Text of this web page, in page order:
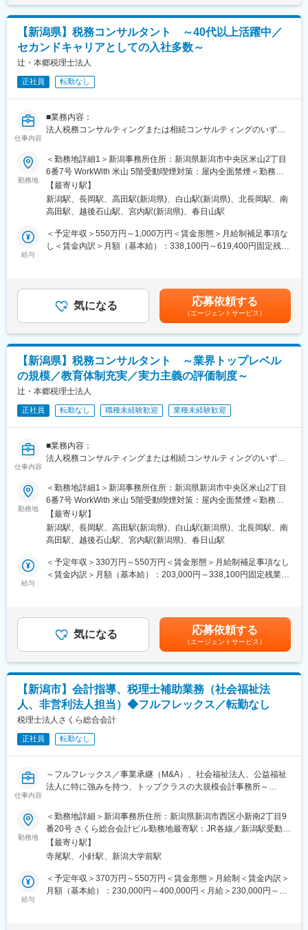
す。
変更の範囲：会社の定める業務
■歓迎条件：
別途記載の必須条件と併せ、以下経験等のお持ちの方は歓迎で
す。
◇複雑な勤怠ルール（フレックス、変形労働時間制、裁量労働な
ど）に対応した給与計算経験
◇中途入社、退職、休職者など、特殊なケースに関する給与計算
及び社会保険手続きの実務経験
◇退職金に関する知識と実務経験
◇従業員300名以上の企業での給与計算業務経験
■当法人の魅力：
◇グループ全体として税務・会計の「ワンストップサービス」を
提供しており、事業経営のプロフェッショナル集団として顧客満
足を最大限に高める体制を整えております。
社会福祉法人に特に力を入れるなどし、現在でも年間数十社の関
与先純増に成功しています。新規顧客が現関与先や金融機関から
与、決算賞与に反映し、個人へフィードバックしています。ま
た、人材育成の面では、月1回の全体研修や月1～3回の専門研修
等で、OJTのみに頼らない充実した研修制度も準備しておりま
す。
【新潟県】税務コンサルタント ～40代以上活躍中／
セカンドキャリアとしての入社多数～
辻・本郷税理士法人
正社員 転勤なし
仕事内容
■業務内容：
法人税務コンサルティングまたは相続コンサルティングのいずれ
法人向け税務コンサルティング
・法人顧問業務（月次・決算・申告書作成など）
・税に関する課題や現状のヒアリング
・財務諸表の精査による、適用可能な税法・規制の確認
・節税対策やリスク回避の方法など税務戦略の策定
・税務当局の調査への対応、コンプライアンスの維持 など
・法人オーナーへ向けた辻本郷のグループソリューション提案
・相続税申告または手続き代行業務
・相続人とのヒアリングを通じた、最適な相続方法の提案
・不動産や金融資産などの相続財産についての調査・評価
・法人オーナーへ向けた辻本郷のグループソリューション提案
（保険・不動産・М＆A・ITソフト提案） など
上記の中から、経験や希望を考慮してお任せできるところから業
務をお願いいたします。
マネジメント業務(いずれも共通でマネジメント職で採用となった
場合)
・担当ユニットの管理(売上、目標など)
・メンバーフォロー等
■特徴：
＜チーム連携＞
税務に関わる様々な分野のエキスパートが集結し、案件によって
は、
チームを組んで業務を進めることもあります。チーム連携を通じ
スキルを磨くことが出来る環境です。
様に対して、税務サービスを提供しています。お仕事を通じて、
幅広い分野での税務・会計業務を経験出来ます。
変更の範囲：会社の定める業務
勤務地
＜勤務地詳細1＞新潟事務所住所：新潟県新潟市中央区米山2丁目
6番7号 WorkWith 米山 5階受動喫煙対策：屋内全面禁煙＜勤務地
詳細2＞長岡事務所住所：新潟県長岡市本町2-2-4 エヌビックビル
2階受動喫煙対策：屋内全面禁煙＜勤務地詳細3＞上越事務所住
所：新潟県上越市寺町3-8-8 受動喫煙対策：屋内全面禁煙変更の範
【最寄り駅】
新潟駅、長岡駅、高田駅(新潟県)、白山駅(新潟県)、北長岡駅、南
高田駅、越後石山駅、宮内駅(新潟県)、春日山駅
給与
＜予定年収＞550万円～1,000万円＜賃金形態＞月給制補足事項な
し＜賃金内訳＞月額（基本給）：338,100円～619,400円固定残業
給与補足＞※給与詳細は資格、経験・前職等を考慮の上同社規定に
より決定■昇給：原則年1回■賞与：年2回■インセンティブ制度あ
り※管理監督者として採用となった場合は固定残業の支給はありま
せん。賃金はあくまでも目安の金額であり、選考を通じて上下す
る可能性があります。月給(月額)は固定手当を含めた表記です。
気になる 応募依頼する
（エージェントサービス）
【新潟県】税務コンサルタント ～業界トップレベル
の規模／教育体制充実／実力主義の評価制度～
辻・本郷税理士法人
正社員 転勤なし 職種未経験歓迎 業種未経験歓迎
仕事内容
■業務内容：
法人税務コンサルティングまたは相続コンサルティングのいずれ
法人向け税務コンサルティング
・法人顧問業務（月次・決算・申告書作成など）
・税に関する課題や現状のヒアリング
・財務諸表の精査による、適用可能な税法・規制の確認
・節税対策やリスク回避の方法など税務戦略の策定
・税務当局の調査への対応、コンプライアンスの維持 など
・法人オーナーへ向けた辻本郷のグループソリューション提案
・相続税申告または手続き代行業務
・相続人とのヒアリングを通じた、最適な相続方法の提案
・不動産や金融資産などの相続財産についての調査・評価
・法人オーナーへ向けた辻本郷のグループソリューション提案
（保険・不動産・М＆A・ITソフト提案） など
上記の中から、経験や希望を考慮してお任せできるところから業
務をお願いいたします。
■特徴：
税務に関わる様々な分野のエキスパートが集結し、案件によって
は、
て、他のエキスパートによる協力と刺激を受けながら自身の専門
スキルを磨くことが出来る環境です。
＜広範囲な取り扱い業務＞
福祉法人、地方公共団体、海外法人、そして個人と、幅広いお客
様に対して、税務サービスを提供しています。お仕事を通じて、
勤務地
＜勤務地詳細1＞新潟事務所住所：新潟県新潟市中央区米山2丁目
6番7号 WorkWith 米山 5階受動喫煙対策：屋内全面禁煙＜勤務地
詳細2＞長岡事務所住所：新潟県長岡市本町2-2-4 エヌビックビル
2階受動喫煙対策：屋内全面禁煙＜勤務地詳細3＞上越事務所住
所：新潟県上越市寺町3-8-8 受動喫煙対策：屋内全面禁煙変更の範
【最寄り駅】
新潟駅、長岡駅、高田駅(新潟県)、白山駅(新潟県)、北長岡駅、南
高田駅、越後石山駅、宮内駅(新潟県)、春日山駅
給与
＜予定年収＞330万円～550万円＜賃金形態＞月給制補足事項なし
＜賃金内訳＞月額（基本給）：203,000円～338,100円固定残業手
＞※給与詳細は資格、経験・前職等を考慮の上同社規定により決定
■昇給：原則年1回■賞与：年2回■インセンティブ制度あり※管理監
督者として採用となった場合は固定残業の支給はありません。賃
金はあくまでも目安の金額であり、選考を通じて上下する可能性
があります。月給(月額)は固定手当を含めた表記です。
気になる 応募依頼する
（エージェントサービス）
【新潟市】会計指導、税理士補助業務（社会福祉法
人、非営利法人担当）◆フルフレックス／転勤なし
税理士法人さくら総合会計
正社員 転勤なし
仕事内容
～フルフレックス／事業承継（M&A）、社会福祉法人、公益福祉
法人に特に強みを持つ、トップクラスの大規模会計事務所～
社会福祉法人をはじめ非営利法人の関与先約20～25法人を担当
し、会計・税務に関するサービス提供を行っていただきます。
■募集概要：
◇社会福祉法人や公益法人、非営利法人の会計・税務は、一般企
業に適用される企業会計と異なり、特別な会計の基準、法令等に
従っております。会計事務所の業界では、これら特殊な会計の基
勤務地
＜勤務地詳細＞新潟事務所住所：新潟県新潟市西区小新南2丁目9
番20号 さくら総合会計ビル勤務地最寄駅：JR各線／新潟駅受動喫
煙対策：屋内全面禁煙
【最寄り駅】
寺尾駅、小針駅、新潟大学前駅
給与
＜予定年収＞370万円～550万円＜賃金形態＞月給制＜賃金内訳＞
月額（基本給）：230,000円～400,000円＜月給＞230,000円～